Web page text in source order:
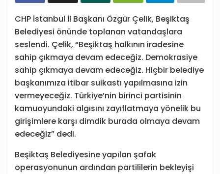
CHP İstanbul İl Başkanı Özgür Çelik, Beşiktaş
Belediyesi önünde toplanan vatandaşlara
seslendi. Çelik, “Beşiktaş halkının iradesine
sahip çıkmaya devam edeceğiz. Demokrasiye
sahip çıkmaya devam edeceğiz. Hiçbir belediye
başkanımıza itibar suikastı yapılmasına izin
vermeyeceğiz. Türkiye’nin birinci partisinin
kamuoyundaki algısını zayıflatmaya yönelik bu
girişimlere karşı dimdik burada olmaya devam
edeceğiz” dedi.
Beşiktaş Belediyesine yapılan şafak
operasyonunun ardından partililerin bekleyişi